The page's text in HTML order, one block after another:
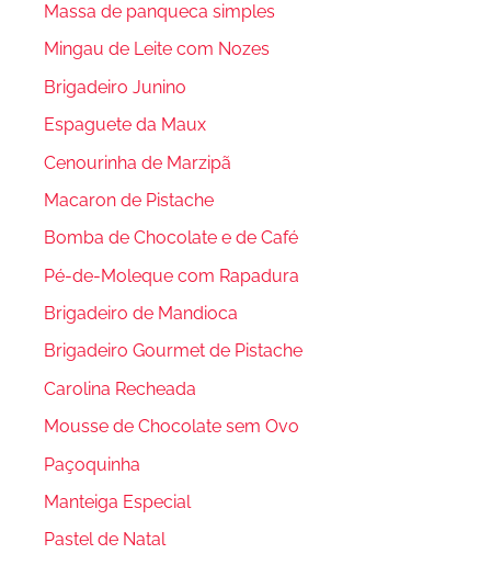
Massa de panqueca simples
Mingau de Leite com Nozes
Brigadeiro Junino
Espaguete da Maux
Cenourinha de Marzipã
Macaron de Pistache
Bomba de Chocolate e de Café
Pé-de-Moleque com Rapadura
Brigadeiro de Mandioca
Brigadeiro Gourmet de Pistache
Carolina Recheada
Mousse de Chocolate sem Ovo
Paçoquinha
Manteiga Especial
Pastel de Natal